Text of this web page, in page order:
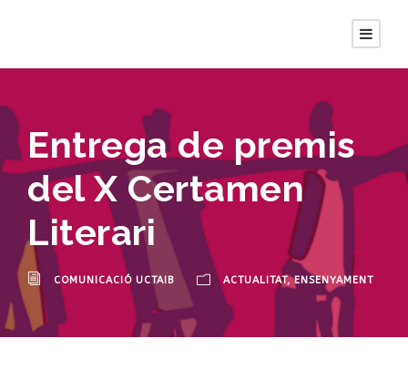
Entrega de premis
del X Certamen
Literari
COMUNICACIÓ UCTAIB ACTUALITAT, ENSENYAMENT